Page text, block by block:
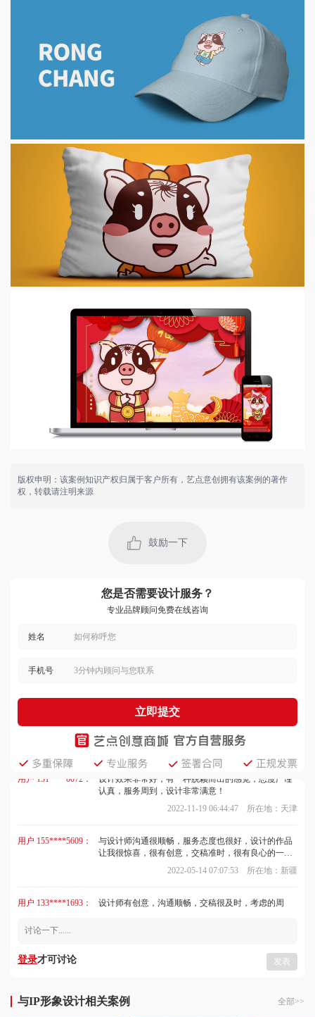
版权申明：该案例知识产权归属于客户所有，艺点意创拥有该案例的著作
权，转载请注明来源
鼓励一下
您是否需要设计服务？
专业品牌顾问免费在线咨询
姓名
手机号
立即提交
到，注重细节，客服的服务态度很好，回访及时。
看了很多优质的案例，了解的也更深了，设计细节挺
不错，设计师思路清晰，沟通顺畅，很满意的一次设
计！
2022-07-23 01:57:45 所在地：贵州
评！
设计师理解能力强，沟通顺畅，很专业，服务态度也
好，作品我很喜欢，出稿很及时，速度很快，是一次
不错的交易！
2022-06-02 01:20:07 所在地：宁夏
用户 131****0072：
设计效果非常好，有一种脱颖而出的感觉，态度严谨
认真，服务周到，设计非常满意！
让我很惊喜，很有创意，交稿准时，很有良心的一
家，保质保量的完成了我们的设计，好评！
到，注重细节，客服的服务态度很好，回访及时。
用户 173****6350：
看了很多优质的案例，了解的也更深了，设计细节挺
不错，设计师思路清晰，沟通顺畅，很满意的一次设
登录才可讨论 发表
与IP形象设计相关案例 全部>>